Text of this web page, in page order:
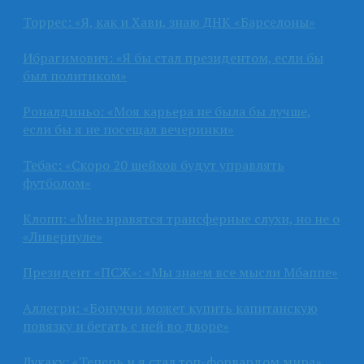
Торрес: «Я, как и Хави, знаю ДНК «Барселоны»
Ибрагимович: «Я бы стал президентом, если бы
был политиком»
Роналдиньо: «Моя карьера не была бы лучше,
если бы я не посещал вечеринки»
Тебас: «Скоро 20 шейхов будут управлять
футболом»
Клопп: «Мне нравятся трансферные слухи, но не о
«Ливерпуле»
Президент «ПСЖ»: «Мы знаем все мысли Мбаппе»
Аллегри: «Бонуччи может купить капитанскую
повязку и бегать с ней во дворе»